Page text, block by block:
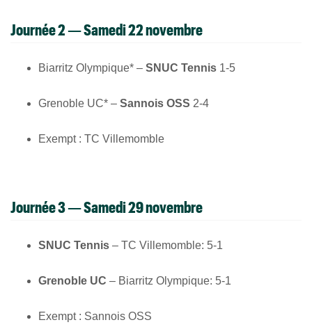
Journée 2 — Samedi 22 novembre
Biarritz Olympique* – SNUC Tennis 1-5
Grenoble UC* – Sannois OSS 2-4
Exempt : TC Villemomble
Journée 3 — Samedi 29 novembre
SNUC Tennis – TC Villemomble: 5-1
Grenoble UC – Biarritz Olympique: 5-1
Exempt : Sannois OSS